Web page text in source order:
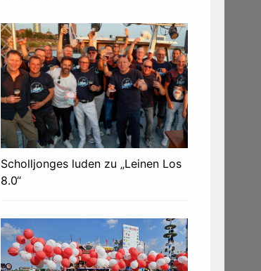
Scholljonges luden zu „Leinen Los
8.0“